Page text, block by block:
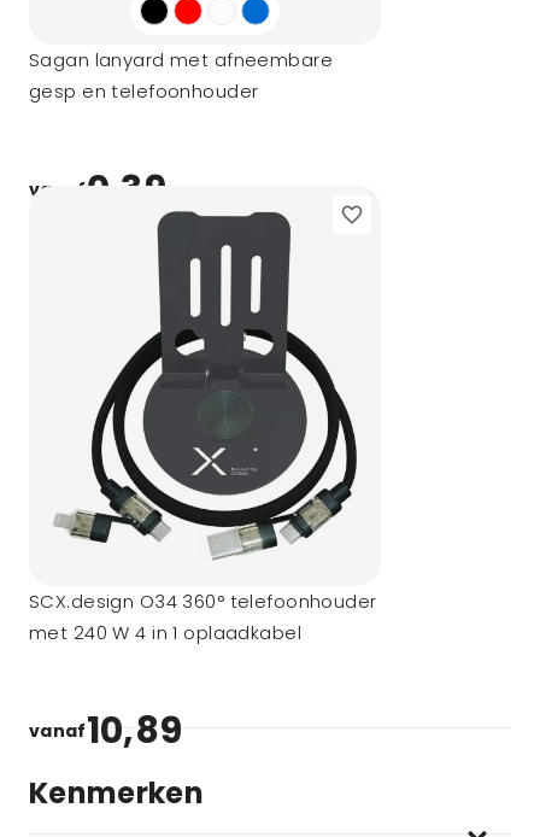
Sagan lanyard met afneembare
gesp en telefoonhouder
vanaf0,39
SCX.design O34 360° telefoonhouder
met 240 W 4 in 1 oplaadkabel
vanaf10,89
Kenmerken